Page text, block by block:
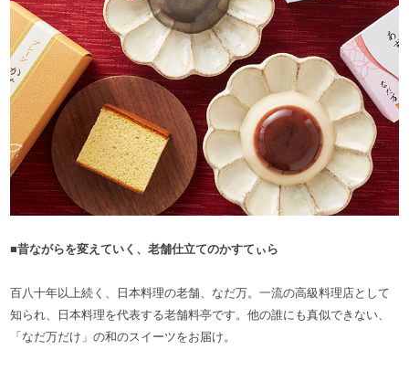
■昔ながらを変えていく、老舗仕立てのかすてぃら
百八十年以上続く、日本料理の老舗、なだ万。一流の高級料理店として
知られ、日本料理を代表する老舗料亭です。他の誰にも真似できない、
「なだ万だけ」の和のスイーツをお届け。